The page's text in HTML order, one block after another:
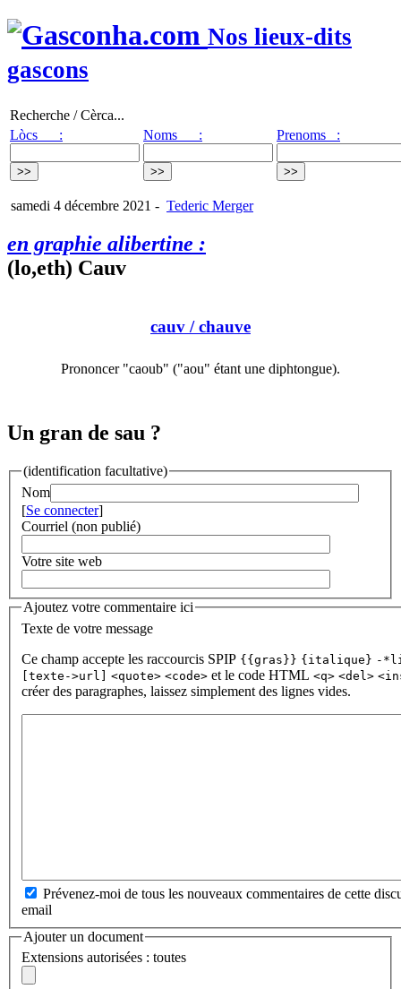
Nos lieux-dits
gascons
Recherche / Cèrca...
Lòcs :
Noms : Prenoms :
samedi 4 décembre 2021 - Tederic Merger
en graphie alibertine :
(lo,eth) Cauv
cauv / chauve
Prononcer "caoub" ("aou" étant une diphtongue).
Un gran de sau ?
(identification facultative)
Nom
[Se connecter]
Courriel (non publié)
Votre site web
Ajoutez votre commentaire ici
Texte de votre message
Ce champ accepte les raccourcis SPIP {{gras}} {italique} -
[texte->url] <quote> <code> et le code HTML <q> <del>
créer des paragraphes, laissez simplement des lignes vides.
Prévenez-moi de tous les nouveaux commentaires de cette
email
Ajouter un document
Extensions autorisées : toutes